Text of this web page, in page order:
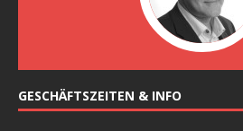
GESCHÄFTSZEITEN & INFO